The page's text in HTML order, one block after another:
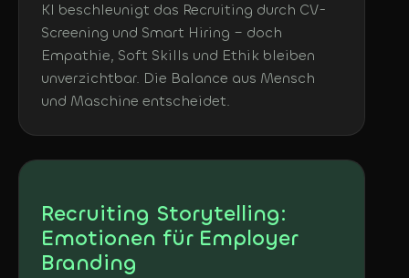
KI beschleunigt das Recruiting durch CV-
Screening und Smart Hiring – doch
Empathie, Soft Skills und Ethik bleiben
unverzichtbar. Die Balance aus Mensch
und Maschine entscheidet.
Recruiting Storytelling:
Emotionen für Employer
Branding